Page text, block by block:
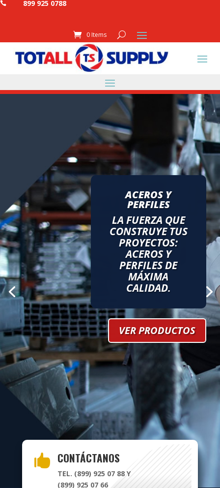
 899 925 0788
0 Items
ACEROS Y
PERFILES
LA FUERZA QUE
CONSTRUYE TUS
PROYECTOS:
ACEROS Y
PERFILES DE
MÁXIMA
CALIDAD.
VER PRODUCTOS
 CONTÁCTANOS
TEL. (899) 925 07 88 Y
(899) 925 07 66